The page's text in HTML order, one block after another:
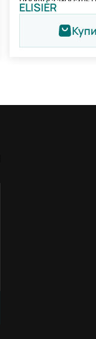
Medavita Elisièr
Repair
ELISIÈR